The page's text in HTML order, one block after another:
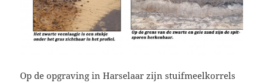
Op de opgraving in Harselaar zijn stuifmeelkorrels